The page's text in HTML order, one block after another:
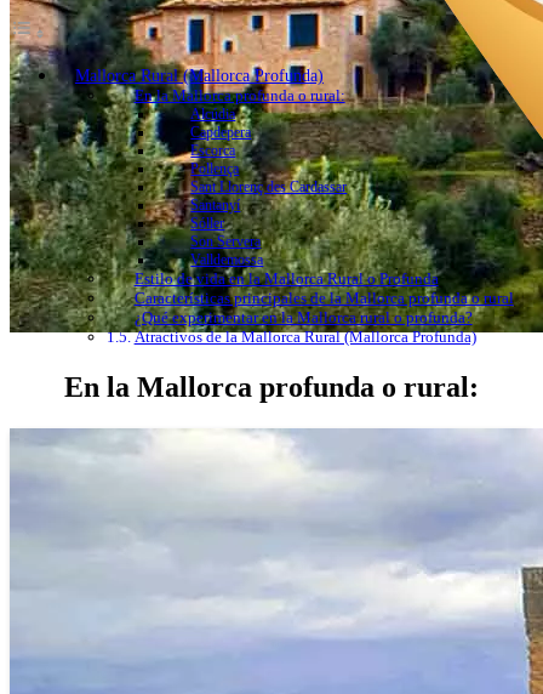
Mallorca Rural (Mallorca Profunda)
En la Mallorca profunda o rural:
Alcúdia
Capdepera
Escorca
Pollença
Sant Llorenç des Cardassar
Santanyí
Sóller
Son Servera
Valldemossa
Estilo de vida en la Mallorca Rural o Profunda
Características principales de la Mallorca profunda o rural
¿Qué experimentar en la Mallorca rural o profunda?
Atractivos de la Mallorca Rural (Mallorca Profunda)
En la Mallorca profunda o rural: